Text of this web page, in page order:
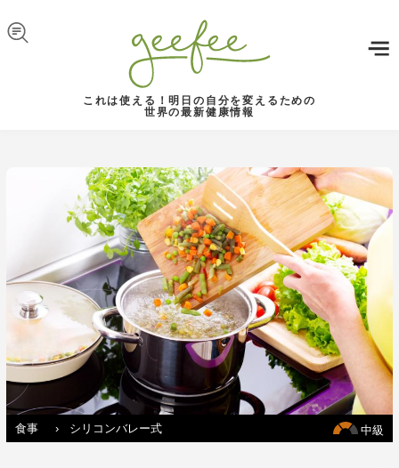
これは使える！明日の自分を変えるための
世界の最新健康情報
中級
食事 › シリコンバレー式